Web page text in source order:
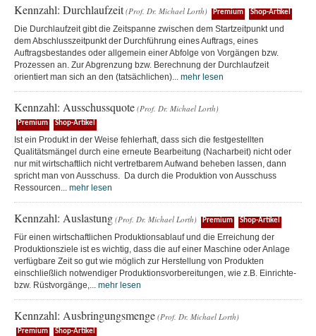
Kennzahl: Durchlaufzeit (Prof. Dr. Michael Lorth) Premium Shop-Artikel
Die Durchlaufzeit gibt die Zeitspanne zwischen dem Startzeitpunkt und
dem Abschlusszeitpunkt der Durchführung eines Auftrags, eines
Auftragsbestandes oder allgemein einer Abfolge von Vorgängen bzw.
Prozessen an. Zur Abgrenzung bzw. Berechnung der Durchlaufzeit
orientiert man sich an den (tatsächlichen)... mehr lesen
Kennzahl: Ausschussquote (Prof. Dr. Michael Lorth)
Premium Shop-Artikel
Ist ein Produkt in der Weise fehlerhaft, dass sich die festgestellten
Qualitätsmängel durch eine erneute Bearbeitung (Nacharbeit) nicht oder
nur mit wirtschaftlich nicht vertretbarem Aufwand beheben lassen, dann
spricht man von Ausschuss. Da durch die Produktion von Ausschuss
Ressourcen... mehr lesen
Kennzahl: Auslastung (Prof. Dr. Michael Lorth) Premium Shop-Artikel
Für einen wirtschaftlichen Produktionsablauf und die Erreichung der
Produktionsziele ist es wichtig, dass die auf einer Maschine oder Anlage
verfügbare Zeit so gut wie möglich zur Herstellung von Produkten
einschließlich notwendiger Produktionsvorbereitungen, wie z.B. Einrichte-
bzw. Rüstvorgänge,... mehr lesen
Kennzahl: Ausbringungsmenge (Prof. Dr. Michael Lorth)
Premium Shop-Artikel